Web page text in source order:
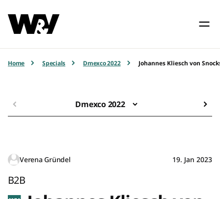
Home Specials Dmexco 2022 Johannes Kliesch von
Dmexco 2022
Verena Gründel 19. Jan 2023
B2B